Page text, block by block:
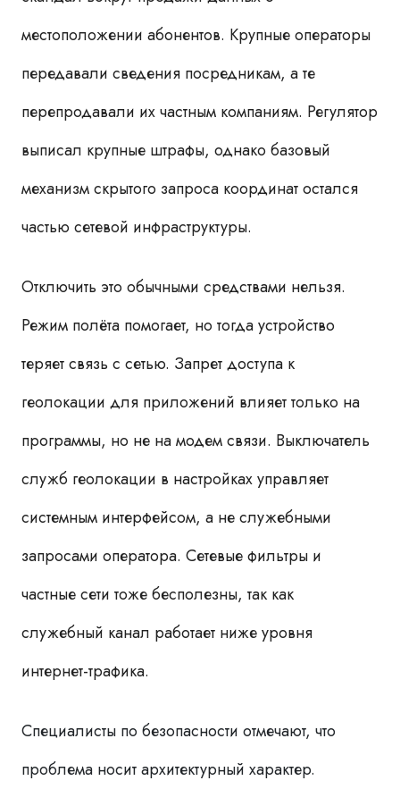
местоположении абонентов. Крупные операторы
передавали сведения посредникам, а те
перепродавали их частным компаниям. Регулятор
выписал крупные штрафы, однако базовый
механизм скрытого запроса координат остался
частью сетевой инфраструктуры.
Отключить это обычными средствами нельзя.
Режим полёта помогает, но тогда устройство
теряет связь с сетью. Запрет доступа к
геолокации для приложений влияет только на
программы, но не на модем связи. Выключатель
служб геолокации в настройках управляет
системным интерфейсом, а не служебными
запросами оператора. Сетевые фильтры и
частные сети тоже бесполезны, так как
служебный канал работает ниже уровня
интернет-трафика.
Специалисты по безопасности отмечают, что
проблема носит архитектурный характер.